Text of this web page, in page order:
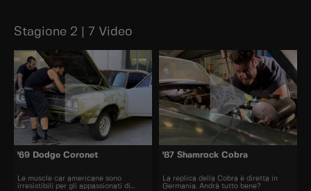
Stagione 2 | 7 Video
'69 Dodge Coronet
Le muscle car americane sono
irresistibili per gli appassionati di
'87 Shamrock Cobra
La replica della Cobra è diretta in
Germania. Andrà tutto bene?